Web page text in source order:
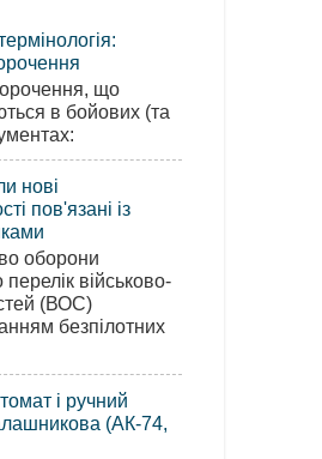
що
в бойових (та
нові
пов'язані із
оборони
військово-
(ВОС)
безпілотних
і ручний
(АК-74,